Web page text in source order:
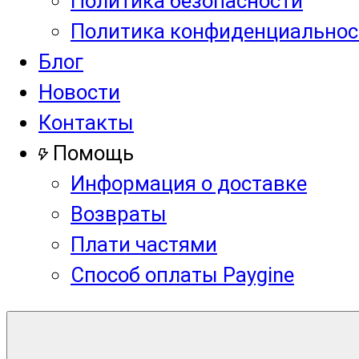
Политика
Блог
Новости
Контакты
Помощь
Информация о доставке
Возвраты
Плати частями
Способ оплаты Paygine